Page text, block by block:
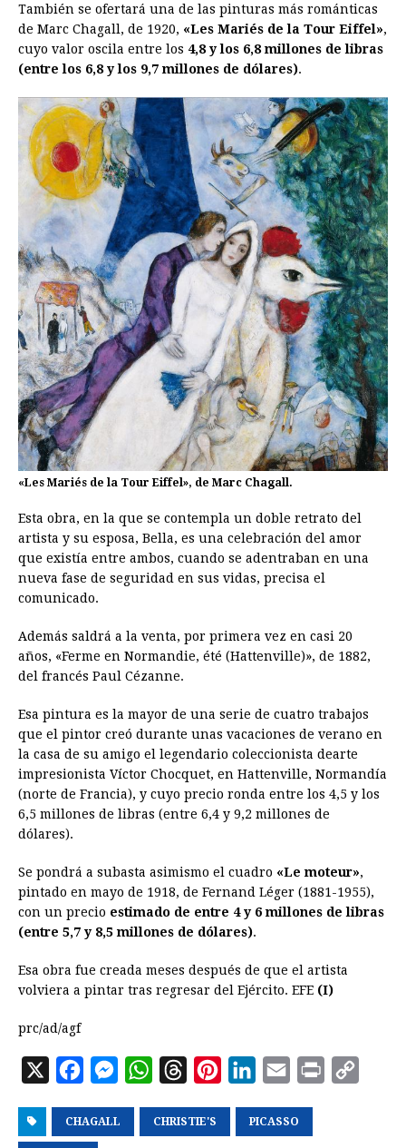
También se ofertará una de las pinturas más románticas
de Marc Chagall, de 1920, «Les Mariés de la Tour Eiffel»,
cuyo valor oscila entre los 4,8 y los 6,8 millones de libras
(entre los 6,8 y los 9,7 millones de dólares).
«Les Mariés de la Tour Eiffel», de Marc Chagall.
Esta obra, en la que se contempla un doble retrato del
artista y su esposa, Bella, es una celebración del amor
que existía entre ambos, cuando se adentraban en una
nueva fase de seguridad en sus vidas, precisa el
comunicado.
Además saldrá a la venta, por primera vez en casi 20
años, «Ferme en Normandie, été (Hattenville)», de 1882,
del francés Paul Cézanne.
Esa pintura es la mayor de una serie de cuatro trabajos
que el pintor creó durante unas vacaciones de verano en
la casa de su amigo el legendario coleccionista dearte
impresionista Víctor Chocquet, en Hattenville, Normandía
(norte de Francia), y cuyo precio ronda entre los 4,5 y los
6,5 millones de libras (entre 6,4 y 9,2 millones de
dólares).
Se pondrá a subasta asimismo el cuadro «Le moteur»,
pintado en mayo de 1918, de Fernand Léger (1881-1955),
con un precio estimado de entre 4 y 6 millones de libras
(entre 5,7 y 8,5 millones de dólares).
Esa obra fue creada meses después de que el artista
volviera a pintar tras regresar del Ejército. EFE (I)
prc/ad/agf
X
c
M
s
W
a
r
n
a
CHAGALL CHRISTIE'S PICASSO